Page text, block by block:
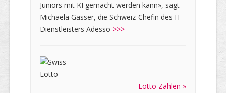
Juniors mit KI gemacht werden kann», sagt
Michaela Gasser, die Schweiz-Chefin des IT-
Dienstleisters Adesso >>>
Lotto Zahlen »